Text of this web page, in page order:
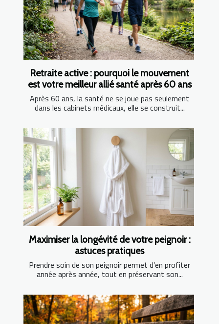
Retraite active : pourquoi le mouvement
est votre meilleur allié santé après 60 ans
Après 60 ans, la santé ne se joue pas seulement
dans les cabinets médicaux, elle se construit...
Maximiser la longévité de votre peignoir :
astuces pratiques
Prendre soin de son peignoir permet d’en profiter
année après année, tout en préservant son...